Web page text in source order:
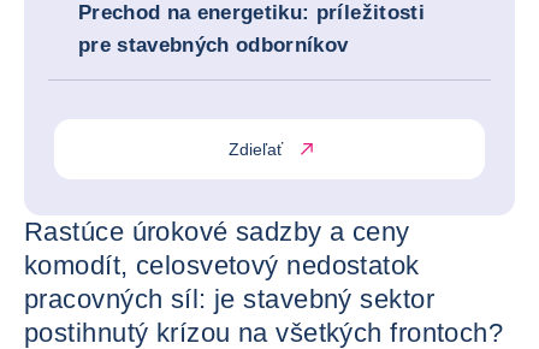
Prechod na energetiku: príležitosti
pre stavebných odborníkov
Zdieľať
Rastúce úrokové sadzby a ceny
komodít, celosvetový nedostatok
pracovných síl: je stavebný sektor
postihnutý krízou na všetkých frontoch?